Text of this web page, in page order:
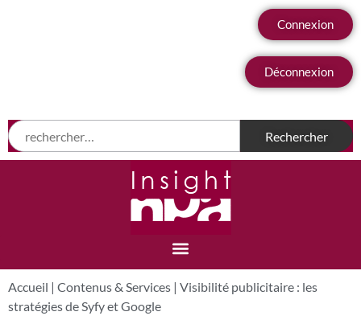
Connexion
Déconnexion
Accueil | Contenus & Services | Visibilité publicitaire : les
stratégies de Syfy et Google